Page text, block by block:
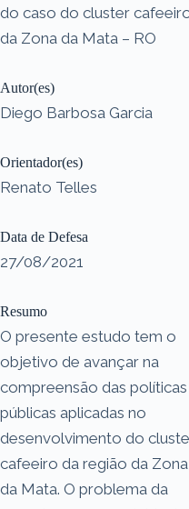
do caso do cluster
da Zona da Mata – RO
Autor(es)
Diego Barbosa Garcia
Orientador(es)
Renato Telles
Data de Defesa
27/08/2021
Resumo
O presente estudo tem o
objetivo de avançar na
compreensão das políticas
públicas aplicadas no
desenvolvimento do
cafeeiro da região da Zona
da Mata. O problema da